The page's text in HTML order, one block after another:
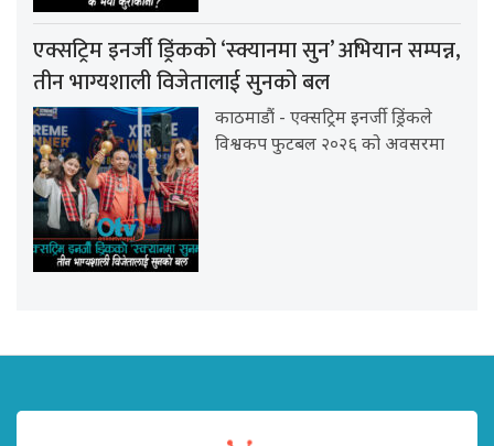
एक्सट्रिम इनर्जी ड्रिंकको ‘स्क्यानमा सुन’ अभियान सम्पन्न,
तीन भाग्यशाली विजेतालाई सुनको बल
काठमाडौं - एक्सट्रिम इनर्जी ड्रिंकले
विश्वकप फुटबल २०२६ को अवसरमा